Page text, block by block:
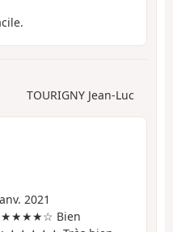
TOURIGNY Jean-Luc
2021
★★★★☆ Bien